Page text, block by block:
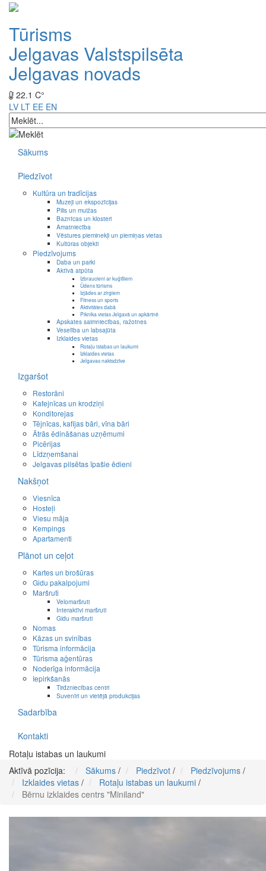
Tūrisms
Jelgavas Valstspilsēta
Jelgavas novads
22.1 C°
LV LT EE EN
Sākums
Piedzīvot
Kultūra un tradīcijas
Muzeji un ekspozīcijas
Pilis un muižas
Baznīcas un klosteri
Amatniecība
Vēstures pieminekļi un piemiņas vietas
Kultūras objekti
Piedzīvojums
Daba un parki
Aktīvā atpūta
Izbraucieni ar kuģīšiem
Ūdens tūrisms
Izjādes ar zirgiem
Fitness un sports
Aktivitātes dabā
Piknika vietas Jelgavā un apkārtnē
Apskates saimniecības, ražotnes
Veselība un labsajūta
Izklaides vietas
Rotaļu istabas un laukumi
Izklaides vietas
Jelgavas naktsdzīve
Izgaršot
Restorāni
Kafejnīcas un krodziņi
Konditorejas
Tējnīcas, kafijas bāri, vīna bāri
Ātrās ēdināšanas uzņēmumi
Picērijas
Līdzņemšanai
Jelgavas pilsētas īpašie ēdieni
Nakšņot
Viesnīca
Hosteļi
Viesu māja
Kempings
Apartamenti
Plānot un ceļot
Kartes un brošūras
Gidu pakalpojumi
Maršruti
Velomaršruti
Interaktīvi maršruti
Gidu maršruti
Nomas
Kāzas un svinības
Tūrisma informācija
Tūrisma aģentūras
Noderīga informācija
Iepirkšanās
Tirdzniecības centri
Suvenīri un vietējā produkcijas
Sadarbība
Kontakti
Rotaļu istabas un laukumi
Aktīvā pozīcija:
Sākums / Piedzīvot / Piedzīvojums /
Izklaides vietas / Rotaļu istabas un laukumi /
Bērnu izklaides centrs "Miniland"